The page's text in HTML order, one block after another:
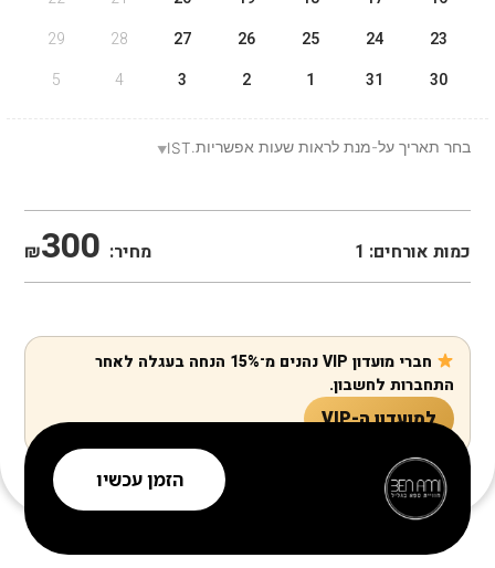
23
24
25
26
27
28
29
30
31
1
2
3
4
5
בחר תאריך על-מנת לראות שעות אפשריות. IST
כמות אורחים: 1 מחיר: 300
₪
הזמן עכשיו
חברי מועדון VIP נהנים מ־15% הנחה בעגלה לאחר
התחברות לחשבון.
למועדון ה-VIP